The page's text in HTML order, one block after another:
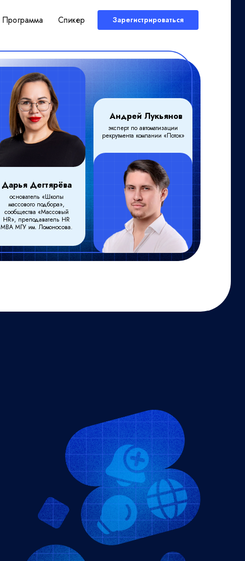
Программа Спикер Зарегистрироваться
Дарья Дегтярёва
основатель «Школы
массового подбора»,
сообщества «Массовый
HR», преподаватель HR
MBA МГУ им. Ломоносова.
Андрей Лукьянов
эксперт по автоматизации
рекрутмента компании «Поток»